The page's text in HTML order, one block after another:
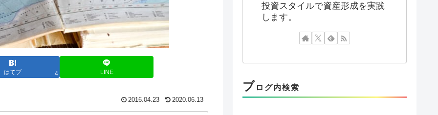
はてブ 4 LINE
2016.04.23 2020.06.13
投資スタイルで資産形成を実践
します。
ブ ログ内検索